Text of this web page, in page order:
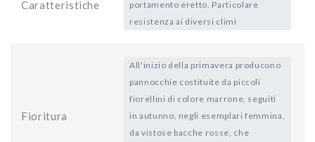
Caratteristiche
portamento eretto. Particolare
resistenza ai diversi climi
Fioritura
All'inizio della primavera producono
pannocchie costituite da piccoli
fiorellini di colore marrone, seguiti
in autunno, negli esemplari femmina,
da vistose bacche rosse, che